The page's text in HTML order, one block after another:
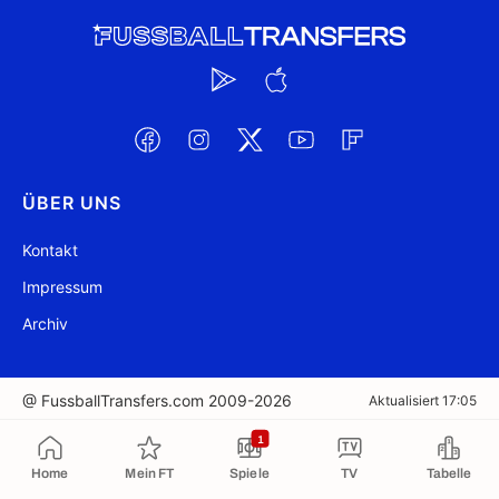
Home Mein FT Spiele
1
TV Tabelle
ÜBER UNS
Kontakt
Impressum
Archiv
@ FussballTransfers.com 2009-2026 Aktualisiert 17:05
In die Zwischenablage kopiert